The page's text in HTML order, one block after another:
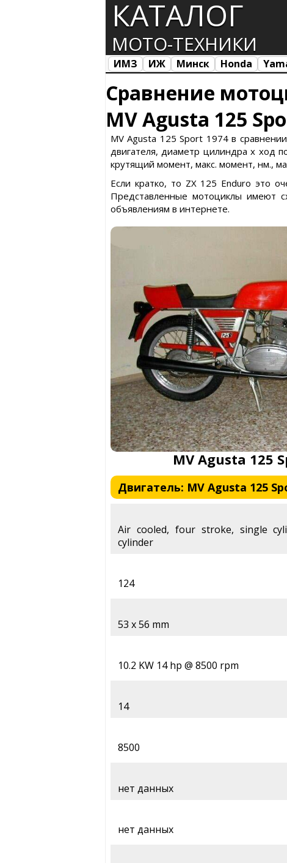
КАТАЛОГ
МОТО-ТЕХНИКИ
ИМЗ ИЖ Минск Honda
Сравнение
MV Agusta 125
MV Agusta 125 Sport 1974 в
двигателя, диаметр цилиндра х ход
крутящий момент, макс. момент, нм.,
Если кратко, то ZX 125 Enduro это
Представленные мотоциклы имеют
объявлениям в интернете.
MV Agusta 125
Двигатель: MV Agusta 125
Air cooled, four stroke, single
cylinder
124
53 x 56 mm
10.2 KW 14 hp @ 8500 rpm
14
8500
нет данных
нет данных